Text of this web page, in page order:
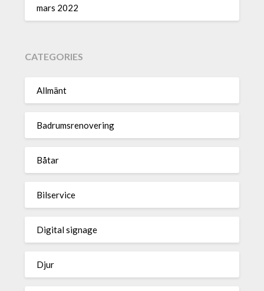
mars 2022
CATEGORIES
Allmänt
Badrumsrenovering
Båtar
Bilservice
Digital signage
Djur